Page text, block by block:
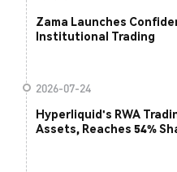
Zama Launches
Institutional Trading
2026-07-24
Hyperliquid's RWA
Assets, Reaches 54%